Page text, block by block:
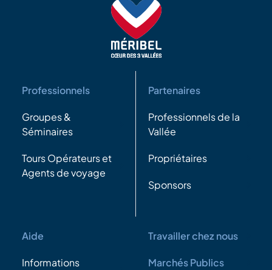
Professionnels
Groupes &
Séminaires
Tours Opérateurs et
Agents de voyage
Partenaires
Professionnels de la
Vallée
Propriétaires
Sponsors
Aide
Informations
Travailler chez nous
Marchés Publics